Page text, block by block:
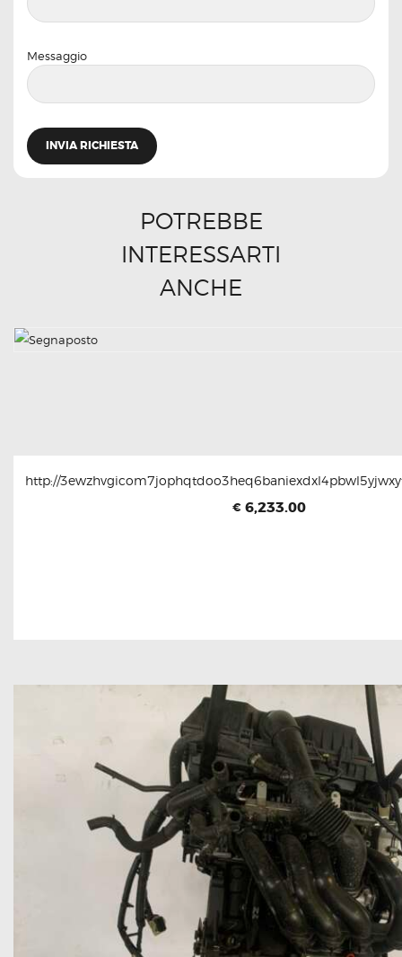
Messaggio
POTREBBE
INTERESSARTI
ANCHE
http://
€ 6,233.00